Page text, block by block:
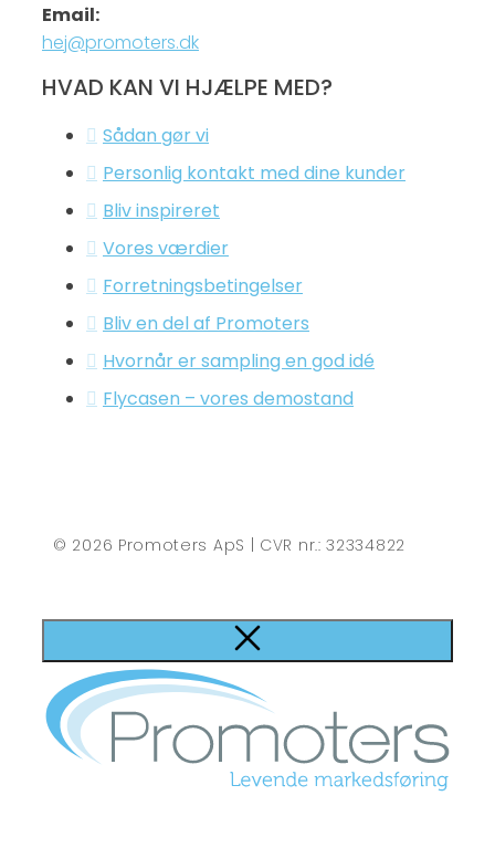
Email:
hej@promoters.dk
HVAD KAN VI HJÆLPE MED?
Sådan gør vi
Personlig kontakt med dine kunder
Bliv inspireret
Vores værdier
Forretningsbetingelser
Bliv en del af Promoters
Hvornår er sampling en god idé
Flycasen – vores demostand
© 2026 Promoters ApS | CVR nr.: 32334822